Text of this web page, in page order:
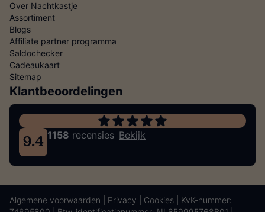
Over Nachtkastje
Assortiment
Blogs
Affiliate partner programma
Saldochecker
Cadeaukaart
Sitemap
Klantbeoordelingen
9.4 1158 recensies Bekijk
Algemene voorwaarden Privacy Cookies | KvK-nummer: